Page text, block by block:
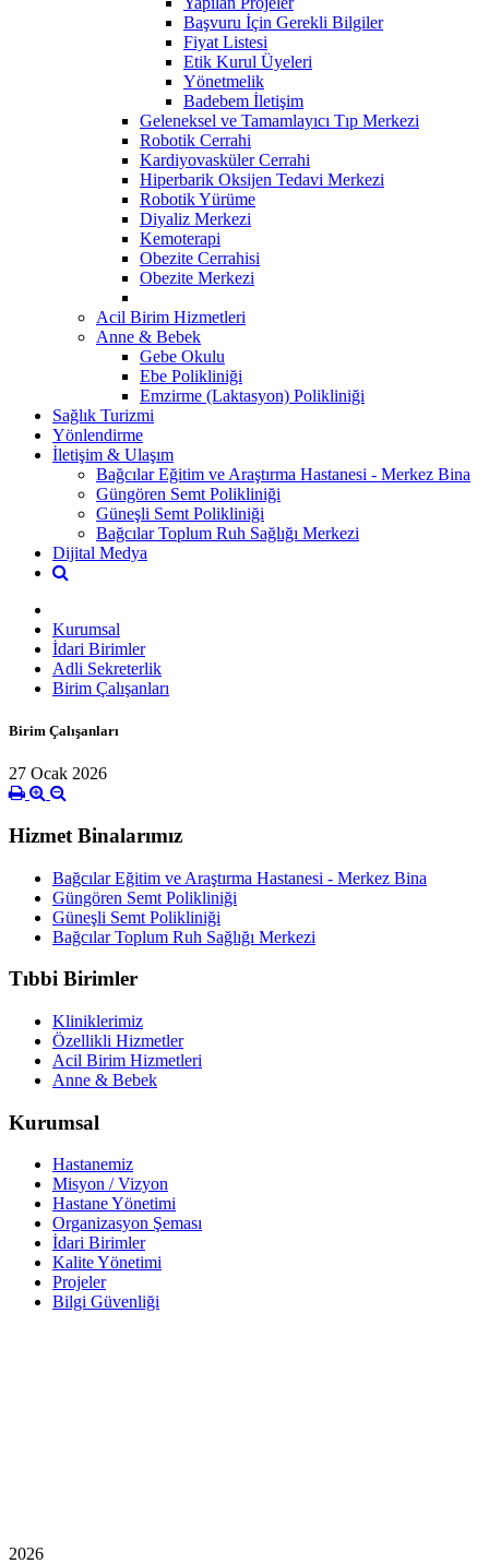
Başvuru İçin Gerekli Bilgiler
Fiyat Listesi
Etik Kurul Üyeleri
Yönetmelik
Badebem İletişim
Geleneksel ve Tamamlayıcı Tıp Merkezi
Robotik Cerrahi
Kardiyovasküler Cerrahi
Hiperbarik Oksijen Tedavi Merkezi
Robotik Yürüme
Diyaliz Merkezi
Kemoterapi
Obezite Cerrahisi
Obezite Merkezi
Acil Birim Hizmetleri
Anne & Bebek
Gebe Okulu
Ebe Polikliniği
Emzirme (Laktasyon) Polikliniği
Sağlık Turizmi
Yönlendirme
İletişim & Ulaşım
Bağcılar Eğitim ve Araştırma Hastanesi - Merkez Bina
Güngören Semt Polikliniği
Güneşli Semt Polikliniği
Bağcılar Toplum Ruh Sağlığı Merkezi
Dijital Medya
Kurumsal
İdari Birimler
Adli Sekreterlik
Birim Çalışanları
Birim Çalışanları
27 Ocak 2026
Hizmet Binalarımız
Bağcılar Eğitim ve Araştırma Hastanesi - Merkez Bina
Güngören Semt Polikliniği
Güneşli Semt Polikliniği
Bağcılar Toplum Ruh Sağlığı Merkezi
Tıbbi Birimler
Kliniklerimiz
Özellikli Hizmetler
Acil Birim Hizmetleri
Anne & Bebek
Kurumsal
Hastanemiz
Misyon / Vizyon
Hastane Yönetimi
Organizasyon Şeması
İdari Birimler
Kalite Yönetimi
Projeler
Bilgi Güvenliği
2026